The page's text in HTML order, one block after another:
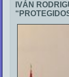
IVÁN